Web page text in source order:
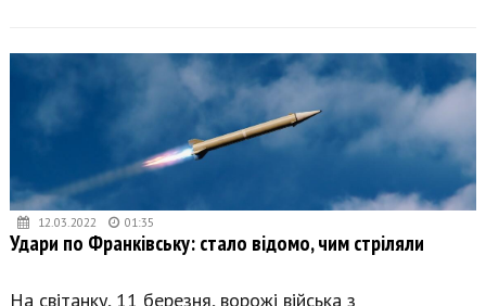
12.03.2022 01:35
Удари по Франківську: стало відомо, чим стріляли
На світанку, 11 березня, ворожі війська з